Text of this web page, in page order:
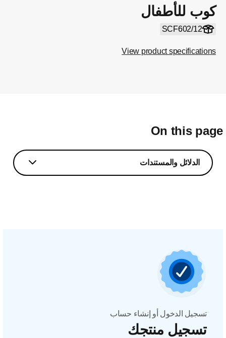
كوب للأطفال
SCF602/12
View product specifications
On this
الدلائل والمستندات
تسجيل الدخول أو إنشاء حساب
تسجيل منتجك